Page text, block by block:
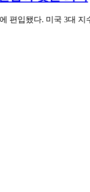
편입됐다. 미국 3대